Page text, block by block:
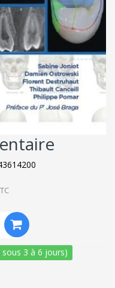
3 à 6 jours)